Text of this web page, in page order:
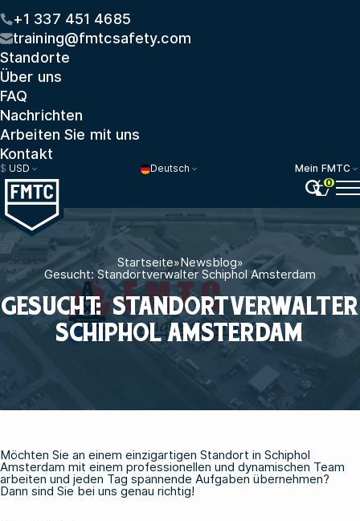
+1 337 451 4685
training@fmtcsafety.com
Standorte
Über uns
FAQ
Nachrichten
Arbeiten Sie mit uns
Kontakt
$ USD Deutsch
Mein FMTC
0
Startseite»Newsblog»
Gesucht: Standortverwalter Schiphol Amsterdam
GESUCHT: STANDORTVERWALTER
SCHIPHOL AMSTERDAM
Möchten Sie an einem einzigartigen Standort in Schiphol
Amsterdam mit einem professionellen und dynamischen Team
arbeiten und jeden Tag spannende Aufgaben übernehmen?
Dann sind Sie bei uns genau richtig!